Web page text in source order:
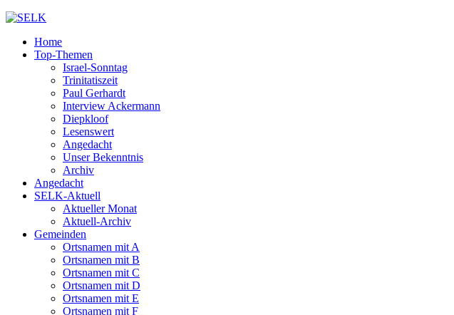
Home
Top-Themen
Israel-Sonntag
Trinitatiszeit
Paul Gerhardt
Interview Ackermann
Diepkloof
Lesenswert
Angedacht
Unser Bekenntnis
Archiv
Angedacht
SELK-Aktuell
Aktueller Monat
Aktuell-Archiv
Gemeinden
Ortsnamen mit A
Ortsnamen mit B
Ortsnamen mit C
Ortsnamen mit D
Ortsnamen mit E
Ortsnamen mit F